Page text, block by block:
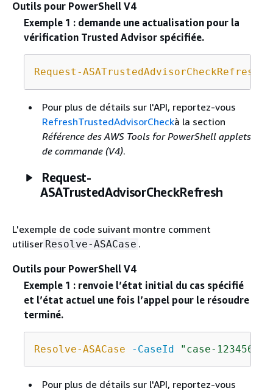
Outils pour PowerShell V4
Exemple 1 : demande une actualisation pour la
vérification Trusted Advisor spécifiée.
Request-ASATrustedAdvisorCheckRefresh
Pour plus de détails sur l'API, reportez-vous
RefreshTrustedAdvisorCheckà la section
Référence des AWS Tools for PowerShell applets
de commande (V4).
Request-
ASATrustedAdvisorCheckRefresh
L'exemple de code suivant montre comment
utiliser Resolve-ASACase .
Outils pour PowerShell V4
Exemple 1 : renvoie l’état initial du cas spécifié
et l’état actuel une fois l’appel pour le résoudre
terminé.
Resolve-ASACase -CaseId "case-
Pour plus de détails sur l'API, reportez-vous